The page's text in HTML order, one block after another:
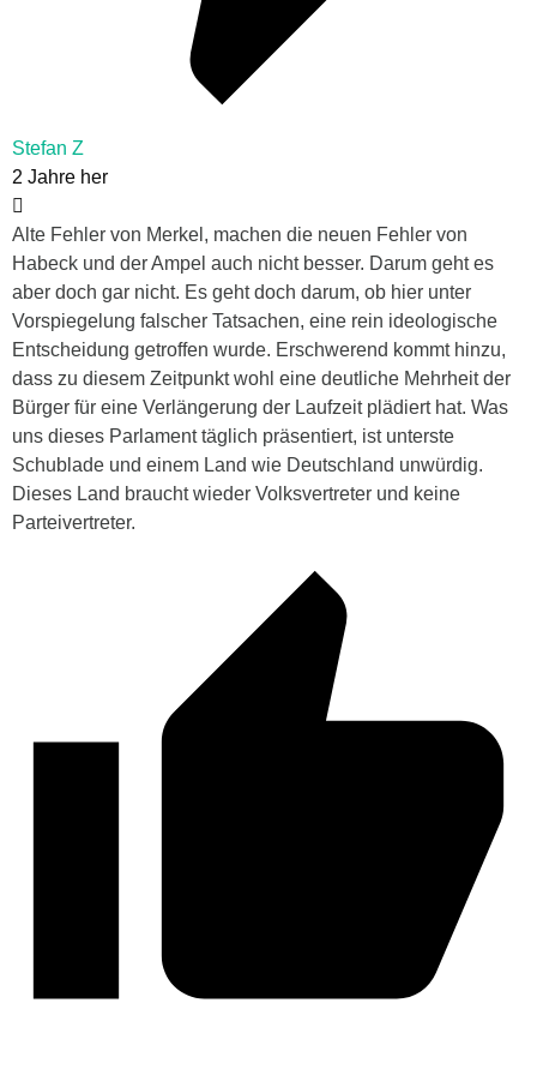
Stefan Z
2 Jahre her
Alte Fehler von Merkel, machen die neuen Fehler von
Habeck und der Ampel auch nicht besser. Darum geht es
aber doch gar nicht. Es geht doch darum, ob hier unter
Vorspiegelung falscher Tatsachen, eine rein ideologische
Entscheidung getroffen wurde. Erschwerend kommt hinzu,
dass zu diesem Zeitpunkt wohl eine deutliche Mehrheit der
Bürger für eine Verlängerung der Laufzeit plädiert hat. Was
uns dieses Parlament täglich präsentiert, ist unterste
Schublade und einem Land wie Deutschland unwürdig.
Dieses Land braucht wieder Volksvertreter und keine
Parteivertreter.